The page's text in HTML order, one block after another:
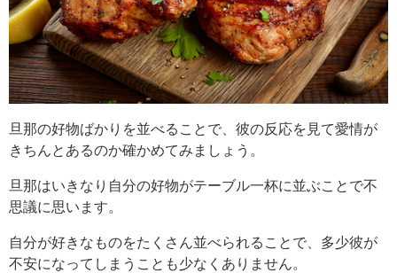
旦那の好物ばかりを並べることで、彼の反応を見て愛情が
きちんとあるのか確かめてみましょう。
旦那はいきなり自分の好物がテーブル一杯に並ぶことで不
思議に思います。
自分が好きなものをたくさん並べられることで、多少彼が
不安になってしまうことも少なくありません。